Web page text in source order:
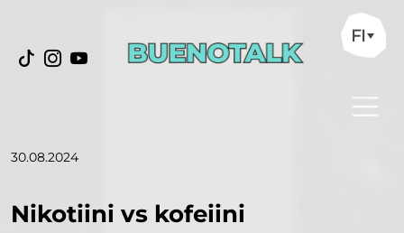
FI
30.08.2024
Nikotiini vs kofeiini